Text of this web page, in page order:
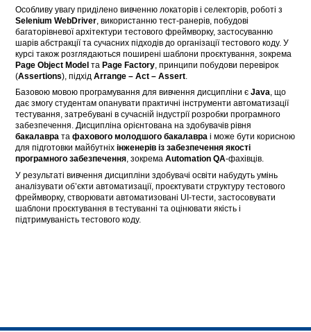
Особливу увагу приділено вивченню локаторів і селекторів, роботі з
Selenium WebDriver, використанню тест-ранерів, побудові
багаторівневої архітектури тестового фреймворку, застосуванню
шарів абстракції та сучасних підходів до організації тестового коду. У
курсі також розглядаються поширені шаблони проєктування, зокрема
Page Object Model та Page Factory, принципи побудови перевірок
(Assertions), підхідArrange – Act – Assert.
Базовою мовою програмування для вивчення дисципліни єJava, що
дає змогу студентам опанувати практичні інструменти автоматизації
тестування, затребувані в сучасній індустрії розробки програмного
забезпечення. Дисципліна орієнтована на здобувачів рівня
бакалавра тафахового молодшого бакалавра і може бути корисною
для підготовки майбутніхінженерів із забезпечення якості
програмного забезпечення, зокремаAutomation QA-фахівців.
У результаті вивчення дисципліни здобувачі освіти набудуть умінь
аналізувати об’єкти автоматизації, проєктувати структуру тестового
фреймворку, створювати автоматизовані UI-тести, застосовувати
шаблони проєктування в тестуванні та оцінювати якість і
підтримуваність тестового коду.